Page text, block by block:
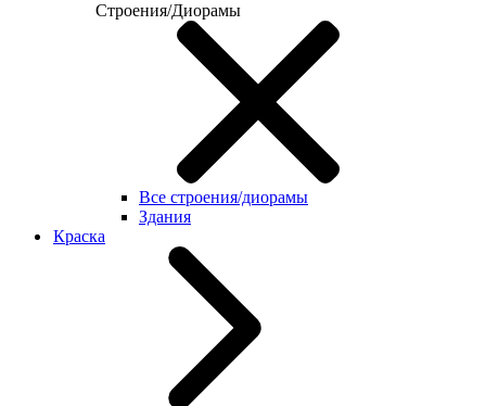
Строения/Диорамы
Все строения/диорамы
Здания
Краска